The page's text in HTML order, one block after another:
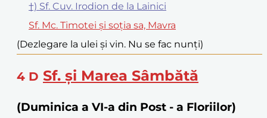
†) Sf. Cuv. Irodion de la Lainici
Sf. Mc. Timotei și soția sa, Mavra
(Dezlegare la ulei și vin. Nu se fac nunți)
4 D Sf. și Marea Sâmbătă
(Duminica a VI-a din Post - a Floriilor)